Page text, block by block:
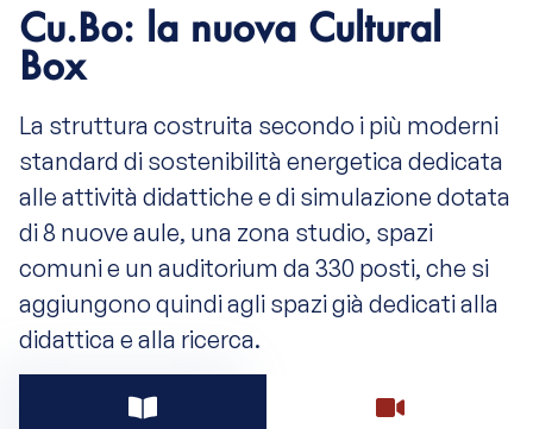
Cu.Bo: la nuova Cultural
Box
La struttura costruita secondo i più moderni
standard di sostenibilità energetica dedicata
alle attività didattiche e di simulazione dotata
di 8 nuove aule, una zona studio, spazi
comuni e un auditorium da 330 posti, che si
aggiungono quindi agli spazi già dedicati alla
didattica e alla ricerca.